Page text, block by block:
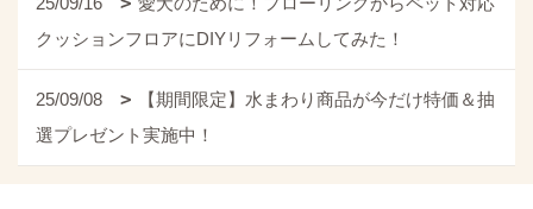
クッションフロアにDIYリフォームしてみた！
25/09/08
【期間限定】水まわり商品が今だけ特価＆抽
選プレゼント実施中！